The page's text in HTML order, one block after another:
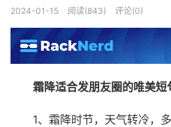
2024-01-15 阅读(843) 评论(0)
霜降适合发朋友圈的唯美短
1、霜降时节，天气转冷，